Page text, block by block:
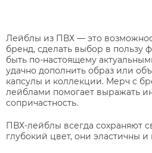
Лейблы из ПВХ — это
бренд, сделать выбор в пользу
быть по-настоящему
удачно дополнить образ или
капсулы и коллекции. Мерч с
лейблами помогает выражать
сопричастность.
ПВХ-лейблы всегда сохраняют
глубокий цвет, они эластичны